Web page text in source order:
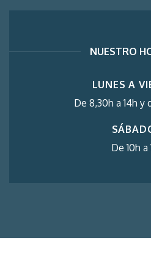
NUESTRO
LUNES A
De 8,30h a 14h y
De 10h a